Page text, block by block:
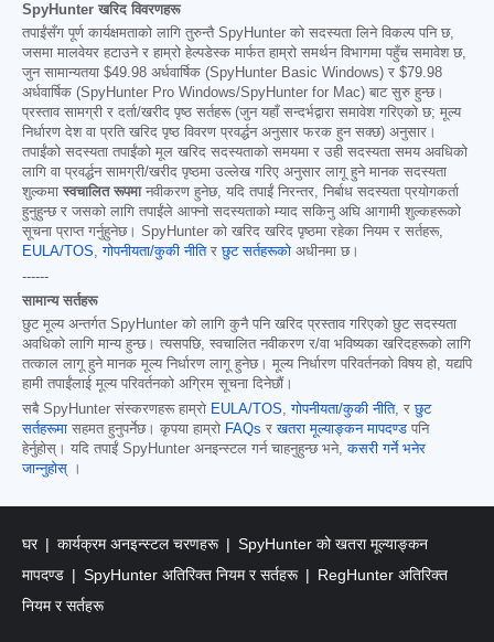
SpyHunter खरिद विवरणहरू
तपाईंसँग पूर्ण कार्यक्षमताको लागि तुरुन्तै SpyHunter को सदस्यता लिने विकल्प पनि छ,
जसमा मालवेयर हटाउने र हाम्रो हेल्पडेस्क मार्फत हाम्रो समर्थन विभागमा पहुँच समावेश छ,
जुन सामान्यतया $49.98 अर्धवार्षिक (SpyHunter Basic Windows) र $79.98
अर्धवार्षिक (SpyHunter Pro Windows/SpyHunter for Mac) बाट सुरु हुन्छ।
प्रस्ताव सामग्री र दर्ता/खरीद पृष्ठ सर्तहरू (जुन यहाँ सन्दर्भद्वारा समावेश गरिएको छ; मूल्य
निर्धारण देश वा प्रति खरिद पृष्ठ विवरण प्रवर्द्धन अनुसार फरक हुन सक्छ) अनुसार।
तपाईंको सदस्यता तपाईंको मूल खरिद सदस्यताको समयमा र उही सदस्यता समय अवधिको
लागि वा प्रवर्द्धन सामग्री/खरीद पृष्ठमा उल्लेख गरिए अनुसार लागू हुने मानक सदस्यता
शुल्कमा स्वचालित रूपमानवीकरण हुनेछ, यदि तपाईं निरन्तर, निर्बाध सदस्यता प्रयोगकर्ता
हुनुहुन्छ र जसको लागि तपाईंले आफ्नो सदस्यताको म्याद सकिनु अघि आगामी शुल्कहरूको
सूचना प्राप्त गर्नुहुनेछ। SpyHunter को खरिद खरिद पृष्ठमा रहेका नियम र सर्तहरू,
EULA/TOS,गोपनीयता/कुकी नीतिरछुट सर्तहरूको अधीनमा छ।
------
सामान्य सर्तहरू
छुट मूल्य अन्तर्गत SpyHunter को लागि कुनै पनि खरिद प्रस्ताव गरिएको छुट सदस्यता
अवधिको लागि मान्य हुन्छ। त्यसपछि, स्वचालित नवीकरण र/वा भविष्यका खरिदहरूको लागि
तत्काल लागू हुने मानक मूल्य निर्धारण लागू हुनेछ। मूल्य निर्धारण परिवर्तनको विषय हो, यद्यपि
हामी तपाईंलाई मूल्य परिवर्तनको अग्रिम सूचना दिनेछौं।
सबै SpyHunter संस्करणहरू हाम्रो EULA/TOS,गोपनीयता/कुकी नीति, रछुट
सर्तहरूमा सहमत हुनुपर्नेछ। कृपया हाम्रो FAQs रखतरा मूल्याङ्कन मापदण्ड पनि
हेर्नुहोस्। यदि तपाईं SpyHunter अनइन्स्टल गर्न चाहनुहुन्छ भने,कसरी गर्ने भनेर
जान्नुहोस् ।
घर कार्यक्रम अनइन्स्टल चरणहरू
SpyHunter को खतरा मूल्याङ्कन
मापदण्ड
SpyHunter अतिरिक्त नियम र सर्तहरू
RegHunter अतिरिक्त
नियम र सर्तहरू